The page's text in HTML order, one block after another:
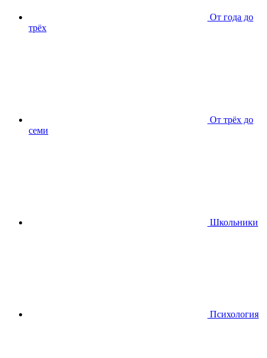
От года до
трёх
От трёх до
семи
Школьники
Психология